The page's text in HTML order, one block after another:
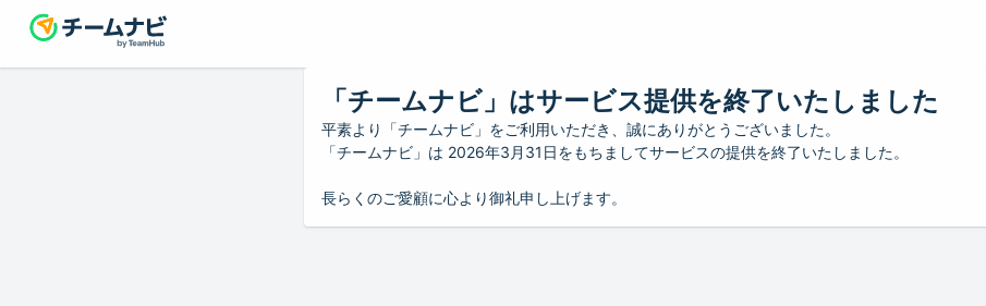
「チームナビ」はサービス提供を終了いたしました
平素より「チームナビ」をご利用いただき、誠にありがとうございました。
「チームナビ」は 2026年3月31日をもちましてサービスの提供を終了いたしました。
長らくのご愛顧に心より御礼申し上げます。